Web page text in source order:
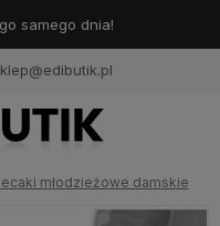
samego dnia!
młodzieżowe damskie